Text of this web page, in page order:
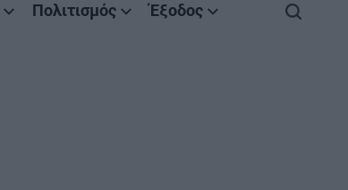
Πολιτισμός Έξοδος